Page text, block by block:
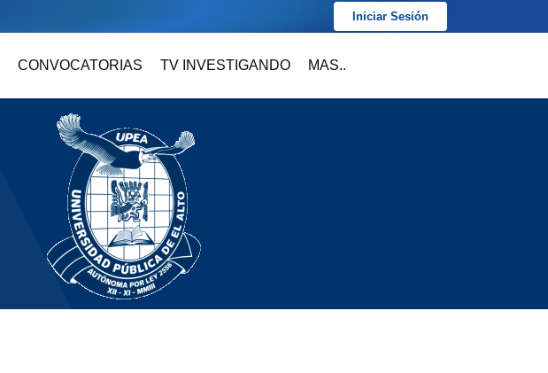
Iniciar Sesión
CONVOCATORIAS TV INVESTIGANDO MAS..